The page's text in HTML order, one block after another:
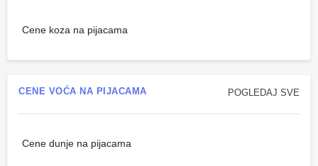
Cene koza na pijacama
POGLEDAJ SVE
CENE VOĆA NA PIJACAMA
Cene dunje na pijacama